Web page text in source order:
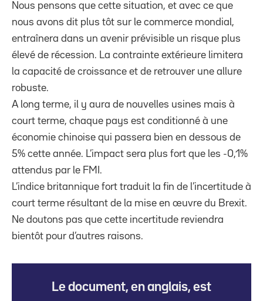
Nous pensons que cette situation, et avec ce que
nous avons dit plus tôt sur le commerce mondial,
entraînera dans un avenir prévisible un risque plus
élevé de récession. La contrainte extérieure limitera
la capacité de croissance et de retrouver une allure
robuste.
A long terme, il y aura de nouvelles usines mais à
court terme, chaque pays est conditionné à une
économie chinoise qui passera bien en dessous de
5% cette année. L’impact sera plus fort que les -0,1%
attendus par le FMI.
L’indice britannique fort traduit la fin de l’incertitude à
court terme résultant de la mise en œuvre du Brexit.
Ne doutons pas que cette incertitude reviendra
bientôt pour d’autres raisons.
Le document, en anglais, est